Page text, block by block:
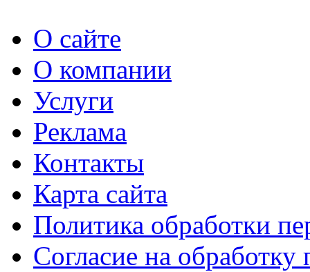
О сайте
О компании
Услуги
Реклама
Контакты
Карта сайта
Политика обработки
Согласие на